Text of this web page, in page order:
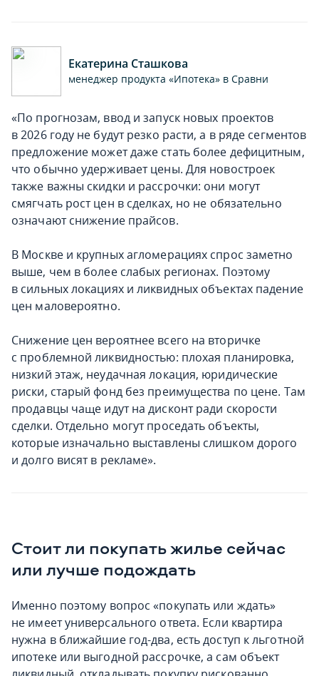
Екатерина Сташкова
менеджер продукта «Ипотека» в Сравни
«По прогнозам, ввод и запуск новых проектов
в 2026 году не будут резко расти, а в ряде сегментов
предложение может даже стать более дефицитным,
что обычно удерживает цены. Для новостроек
также важны скидки и рассрочки: они могут
смягчать рост цен в сделках, но не обязательно
означают снижение прайсов.
В Москве и крупных агломерациях спрос заметно
выше, чем в более слабых регионах. Поэтому
в сильных локациях и ликвидных объектах падение
цен маловероятно.
Снижение цен вероятнее всего на вторичке
с проблемной ликвидностью: плохая планировка,
низкий этаж, неудачная локация, юридические
риски, старый фонд без преимущества по цене. Там
продавцы чаще идут на дисконт ради скорости
сделки. Отдельно могут проседать объекты,
которые изначально выставлены слишком дорого
и долго висят в рекламе».
Стоит ли покупать жилье сейчас
или лучше подождать
Именно поэтому вопрос «покупать или ждать»
не имеет универсального ответа. Если квартира
нужна в ближайшие год-два, есть доступ к льготной
ипотеке или выгодной рассрочке, а сам объект